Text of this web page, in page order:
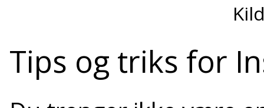
Tips og triks for